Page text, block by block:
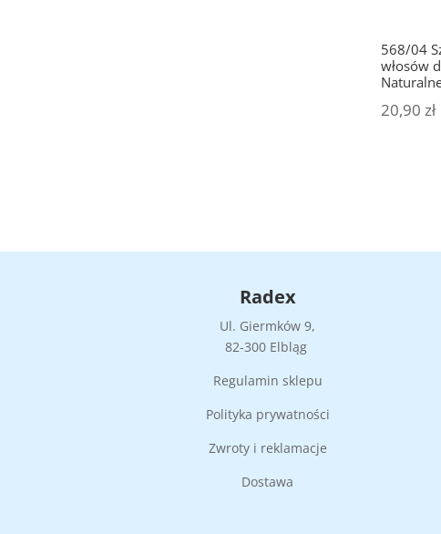
568/04
włosów
20,90 zł
Radex
Ul. Giermków 9,
82-300 Elbląg
Regulamin sklepu
Polityka prywatności
Zwroty i reklamacje
Dostawa